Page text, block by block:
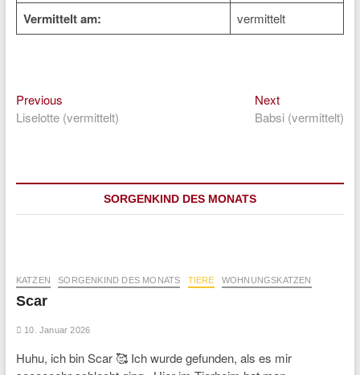
Vermittelt am: vermittelt
Beitragsnavigation
PreviousPrevious
post:
Liselotte (vermittelt)
NextNext
post:
Babsi (vermittelt)
SORGENKIND DES MONATS
KATZEN SORGENKIND DES MONATS TIERE WOHNUNGSKATZEN
Scar
10. Januar 2026
Huhu, ich bin Scar 🥰 Ich wurde gefunden, als es mir